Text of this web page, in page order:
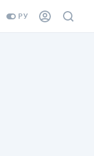
РУ